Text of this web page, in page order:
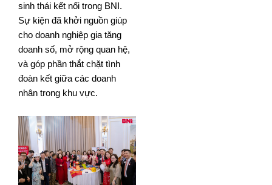
sinh thái kết nối trong BNI.
Sự kiện đã khởi nguồn giúp
cho doanh nghiệp gia tăng
doanh số, mở rộng quan hệ,
và góp phần thắt chặt tình
đoàn kết giữa các doanh
nhân trong khu vực.